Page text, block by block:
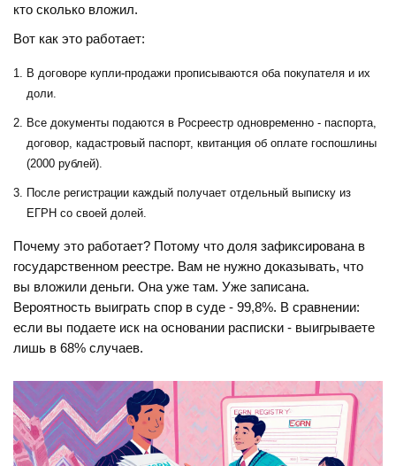
кто сколько вложил.
Вот как это работает:
В договоре купли-продажи прописываются оба покупателя и их
доли.
Все документы подаются в Росреестр одновременно - паспорта,
договор, кадастровый паспорт, квитанция об оплате госпошлины
(2000 рублей).
После регистрации каждый получает отдельный выписку из
ЕГРН со своей долей.
Почему это работает? Потому что доля зафиксирована в
государственном реестре. Вам не нужно доказывать, что
вы вложили деньги. Она уже там. Уже записана.
Вероятность выиграть спор в суде - 99,8%. В сравнении:
если вы подаете иск на основании расписки - выигрываете
лишь в 68% случаев.